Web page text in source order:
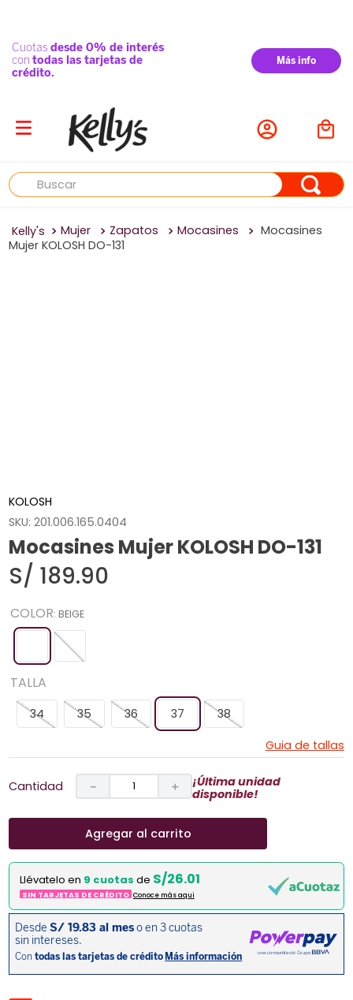
Buscar
Mujer Zapatos Mocasines
Mocasines
Mujer KOLOSH DO-131
KOLOSH
SKU:201.006.165.0404
Mocasines Mujer KOLOSH DO-131
S/ 189.90
COLOR: BEIGE
TALLA
34 35 36 37
38
Guia de tallas
Cantidad ＋
－
¡Última unidad
disponible!
Agregar al carrito
Llévatelo en 9 cuotas de S/26.01
SIN TARJETAS DE CRÉDITO Conoce más aqui